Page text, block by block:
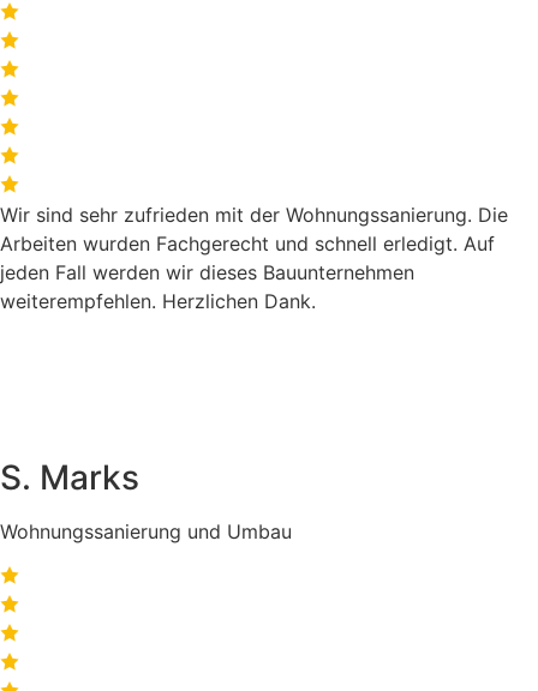
Wir sind sehr zufrieden mit der Wohnungssanierung. Die
Arbeiten wurden Fachgerecht und schnell erledigt. Auf
jeden Fall werden wir dieses Bauunternehmen
weiterempfehlen. Herzlichen Dank.
S. Marks
Wohnungssanierung und Umbau